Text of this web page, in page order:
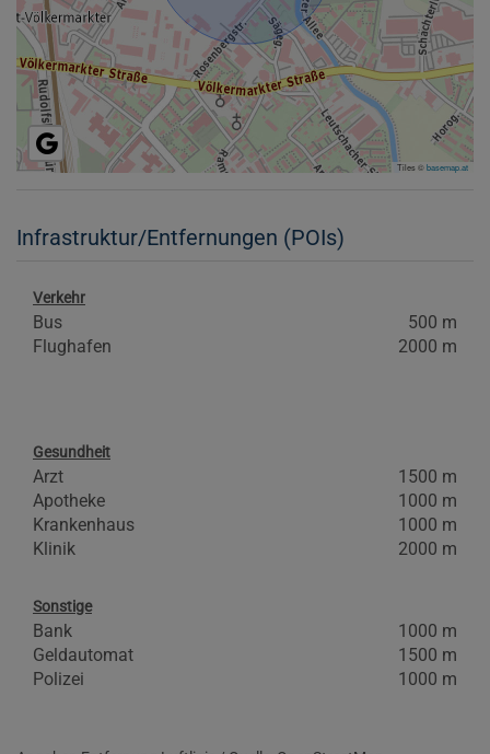
Tiles ©basemap.at
Infrastruktur/Entfernungen (POIs)
Verkehr
Bus
500 m
Flughafen
2000 m
Gesundheit
Arzt
1500 m
Apotheke
1000 m
Krankenhaus
1000 m
Klinik
2000 m
Sonstige
Bank
1000 m
Geldautomat
1500 m
Polizei
1000 m